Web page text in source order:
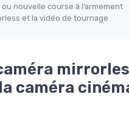
nouvelle course à l’armement
et la vidéo de tournage
caméra